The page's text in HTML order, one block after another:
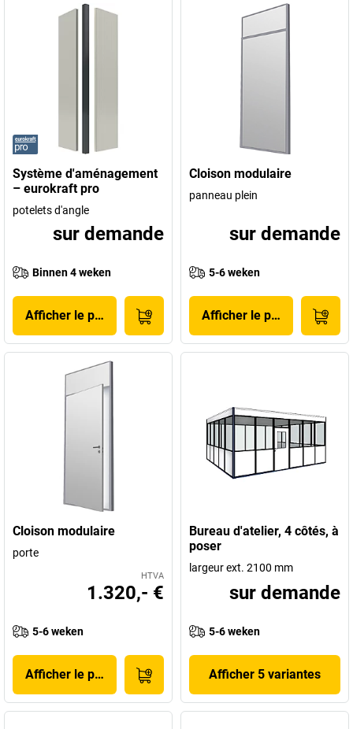
Système d'aménagement
– eurokraft pro
potelets d'angle
sur demande
Binnen 4 weken
Afficher le produit
Cloison modulaire
panneau plein
sur demande
5-6 weken
Afficher le produit
Cloison modulaire
porte
HTVA
1.320,- €
5-6 weken
Afficher le produit
Bureau d'atelier, 4 côtés, à
poser
largeur ext. 2100 mm
sur demande
5-6 weken
Afficher 5 variantes